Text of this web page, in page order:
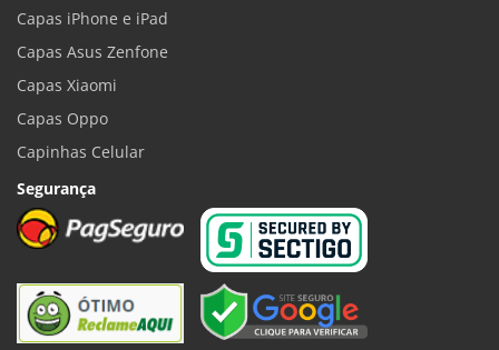
Capas iPhone e iPad
Capas Asus Zenfone
Capas Xiaomi
Capas Oppo
Capinhas Celular
Segurança